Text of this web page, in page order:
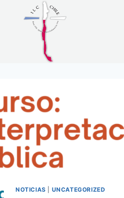
NOTICIAS UNCATEGORIZED